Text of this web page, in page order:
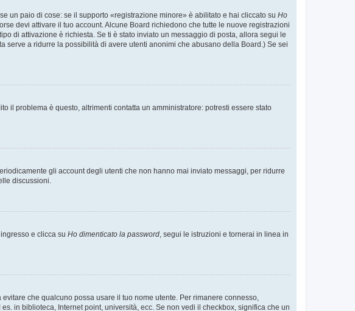
un paio di cose: se il supporto «registrazione minore» è abilitato e hai cliccato su Ho
devi attivare il tuo account. Alcune Board richiedono che tutte le nuove registrazioni
di attivazione è richiesta. Se ti è stato inviato un messaggio di posta, allora segui le
serve a ridurre la possibilità di avere utenti anonimi che abusano della Board.) Se sei
il problema è questo, altrimenti contatta un amministratore: potresti essere stato
gli account degli utenti che non hanno mai inviato messaggi, per ridurre
discussioni.
e clicca su Ho dimenticato la password , segui le istruzioni e tornerai in linea in
che qualcuno possa usare il tuo nome utente. Per rimanere connesso,
in biblioteca, Internet point, università, ecc. Se non vedi il checkbox, significa che un